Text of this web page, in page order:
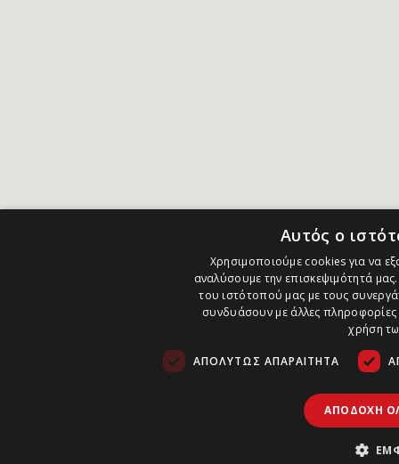
Αυτός ο
Χρησιμοποιούμε cookies για να
αναλύσουμε την επισκεψιμότητά
του ιστότοπού μας με τους
συνδυάσουν με άλλες
χρήση
ΑΠΟΛΎΤΩΣ ΑΠΑΡΑΊΤΗΤΑ
ΑΠΟΔΟΧΉ